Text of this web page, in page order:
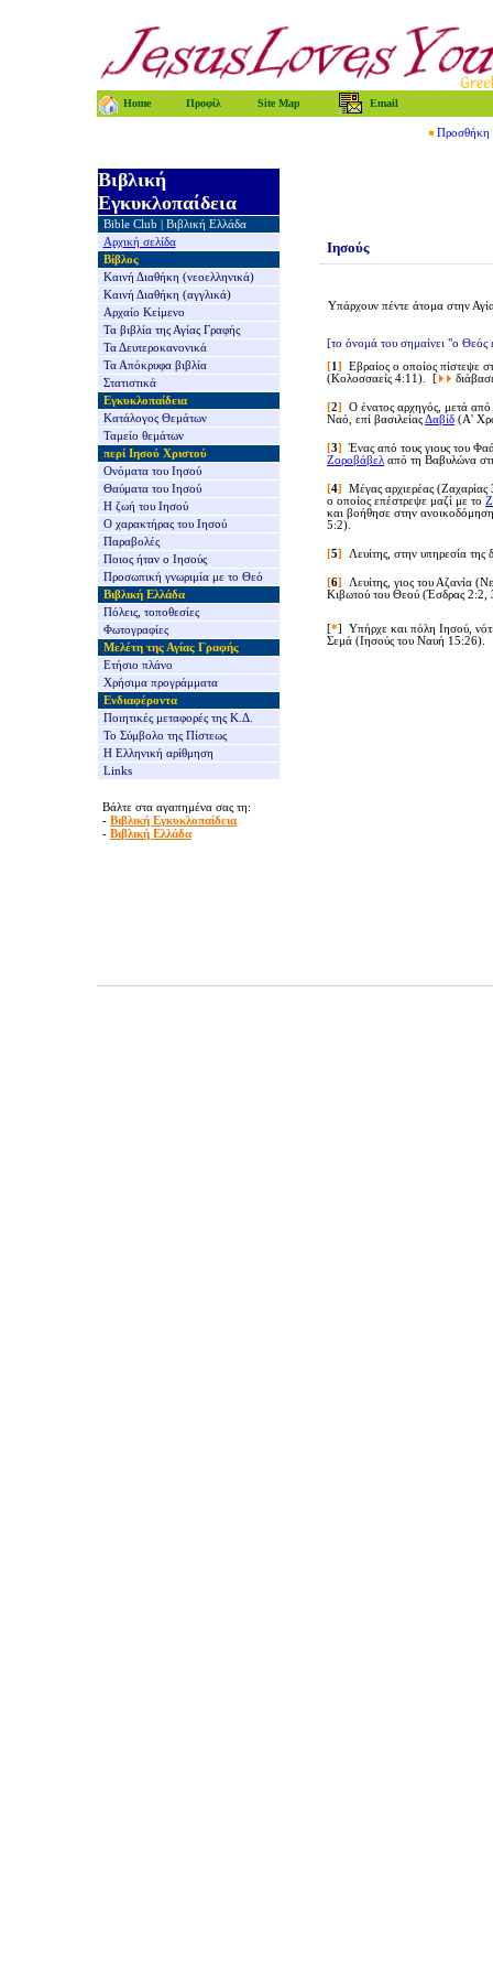
Home Προφίλ Site Map Email
Προσθήκη
Βιβλική
Εγκυκλοπαίδεια
Bible Club
Βιβλική Ελλάδα
Αρχική σελίδα
Βίβλος
Καινή Διαθήκη (νεοελληνικά)
Καινή Διαθήκη (αγγλικά)
Αρχαίο Κείμενο
Τα βιβλία τηςΑγίας Γραφής
Τα Δευτεροκανονικά
Τα Απόκρυφα βιβλία
Στατιστικά
Εγκυκλοπαίδεια
Κατάλογος Θεμάτων
Ταμείο θεμάτων
περί Ιησού Χριστού
Ονόματα του Ιησού
Θαύματα του Ιησού
Η ζωή του Ιησού
Ο χαρακτήρας του Ιησού
Παραβολές
Ποιος ήταν ο Ιησούς
Προσωπική γνωριμία με το Θεό
Βιβλική Ελλάδα
Πόλεις, τοποθεσίες
Φωτογραφίες
Μελέτη της Αγίας Γραφής
Ετήσιο πλάνο
Χρήσιμα προγράμματα
Ενδιαφέροντα
Ποιητικές μεταφορές της Κ.Δ.
Το Σύμβολο της Πίστεως
Η Ελληνική αρίθμηση
Links
Βάλτε στα αγαπημένα σας τη:
- Βιβλική Εγκυκλοπαίδεια
- Βιβλική Ελλάδα
Ιησούς
Υπάρχουν πέντε άτομα στην
[το όνομά του σημαίνει "ο Θεός
[1 ]
Εβραίος ο οποίος πίστεψε
(Κολοσσαείς 4:11). [
[2]
Ο ένατος αρχηγός, μετά από
Ναό, επί βασιλείαςΔαβίδ (Α'
[3]
Ένας από τους γιους του
Ζοροβάβελ από τη Βαβυλώνα
[4] Μέγας αρχιερέας (Ζαχαρίας
ο οποίος επέστρεψε μαζί με το
και βοήθησε στην
5:2).
[5] Λευίτης, στην υπηρεσία
[6]
Λευίτης, γιος του Αζανία
Κιβωτού του Θεού (Έσδρας 2:2,
[*] Υπήρχε και πόλη Ιησού,
Σεμά (Ιησούς του Ναυή 15:26).